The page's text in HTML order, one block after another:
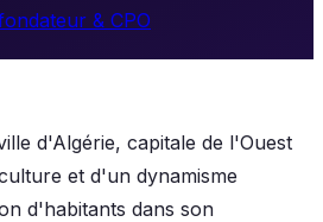
& CPO
d'Algérie, capitale de l'Ouest
et d'un dynamisme
d'habitants dans son